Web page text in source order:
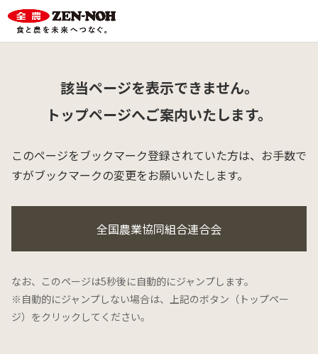
該当ページを表示できません。
トップページへご案内いたします。
このページをブックマーク登録されていた方は、 お手数で
すがブックマークの変更をお願いいたします。
全国農業協同組合連合会
なお、このページは5秒後に自動的にジャンプします。
※自動的にジャンプしない場合は、上記のボタン（トップペー
ジ）をクリックしてください。